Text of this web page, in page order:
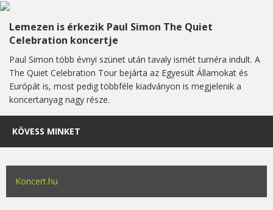
Lemezen is érkezik Paul Simon The Quiet
Celebration koncertje
Paul Simon több évnyi szünet után tavaly ismét turnéra indult. A
The Quiet Celebration Tour bejárta az Egyesült Államokat és
Európát is, most pedig többféle kiadványon is megjelenik a
koncertanyag nagy része.
KÖVESS MINKET
Koncert.hu